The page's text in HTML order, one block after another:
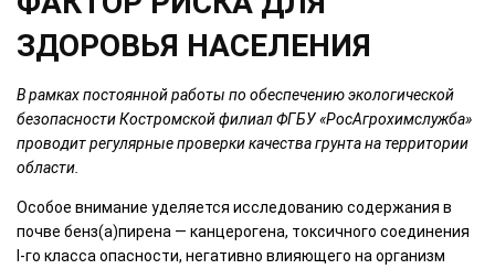
ЗДОРОВЬЯ НАСЕЛЕНИЯ
В рамках постоянной работы по обеспечению экологической
безопасности Костромской филиал ФГБУ «РосАгрохимслужба»
проводит регулярные проверки качества грунта на территории
области.
Особое внимание уделяется исследованию содержания в
почве бенз(а)пирена — канцерогена, токсичного соединения
I-го класса опасности, негативно влияющего на организм